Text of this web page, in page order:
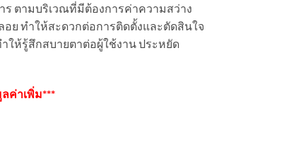
ร ตามบริเวณที่มีต้องการค่าความสว่าง
ย ทำให้สะดวกต่อการติดตั้งและตัดสินใจ
ให้รู้สึกสบายตาต่อผู้ใช้งาน ประหยัด
ค่าเพิ่ม***